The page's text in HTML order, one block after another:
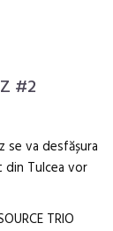
#2
va desfășura
din Tulcea vor
TRIO